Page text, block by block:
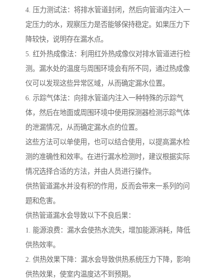
4. 压力测试法：将排水管道封闭，然后向管道内注入一
定压力的水，观察压力是否能够保持稳定。如果压力下
降较快，说明存在漏水点。
5. 红外热成像法：利用红外热成像仪对排水管道进行检
测。漏水处的温度与周围环境会有所不同，通过热成像
仪可以发现这些异常区域，从而确定漏水位置。
6. 示踪气体法：向排水管道内注入一种特殊的示踪气
体，然后在地面或周围环境中使用探测器检测示踪气体
的泄漏情况，从而确定漏水点的位置。
这些方法可以单使用，也可以结合使用，以提高漏水检
测的准确性和效率。在进行漏水检测时，建议根据实际
情况选择合适的方法，并由人员进行操作。
供热管道漏水并没有积的作用，反而会带来一系列的问
题和危害。
供热管道漏水会导致以下不良后果：
1. 能源浪费：漏水会使热水流失，增加能源消耗，降低
供热效率。
2. 供热效果下降：漏水会导致供热系统压力下降，影响
供热效果，使室内温度达不到预期。